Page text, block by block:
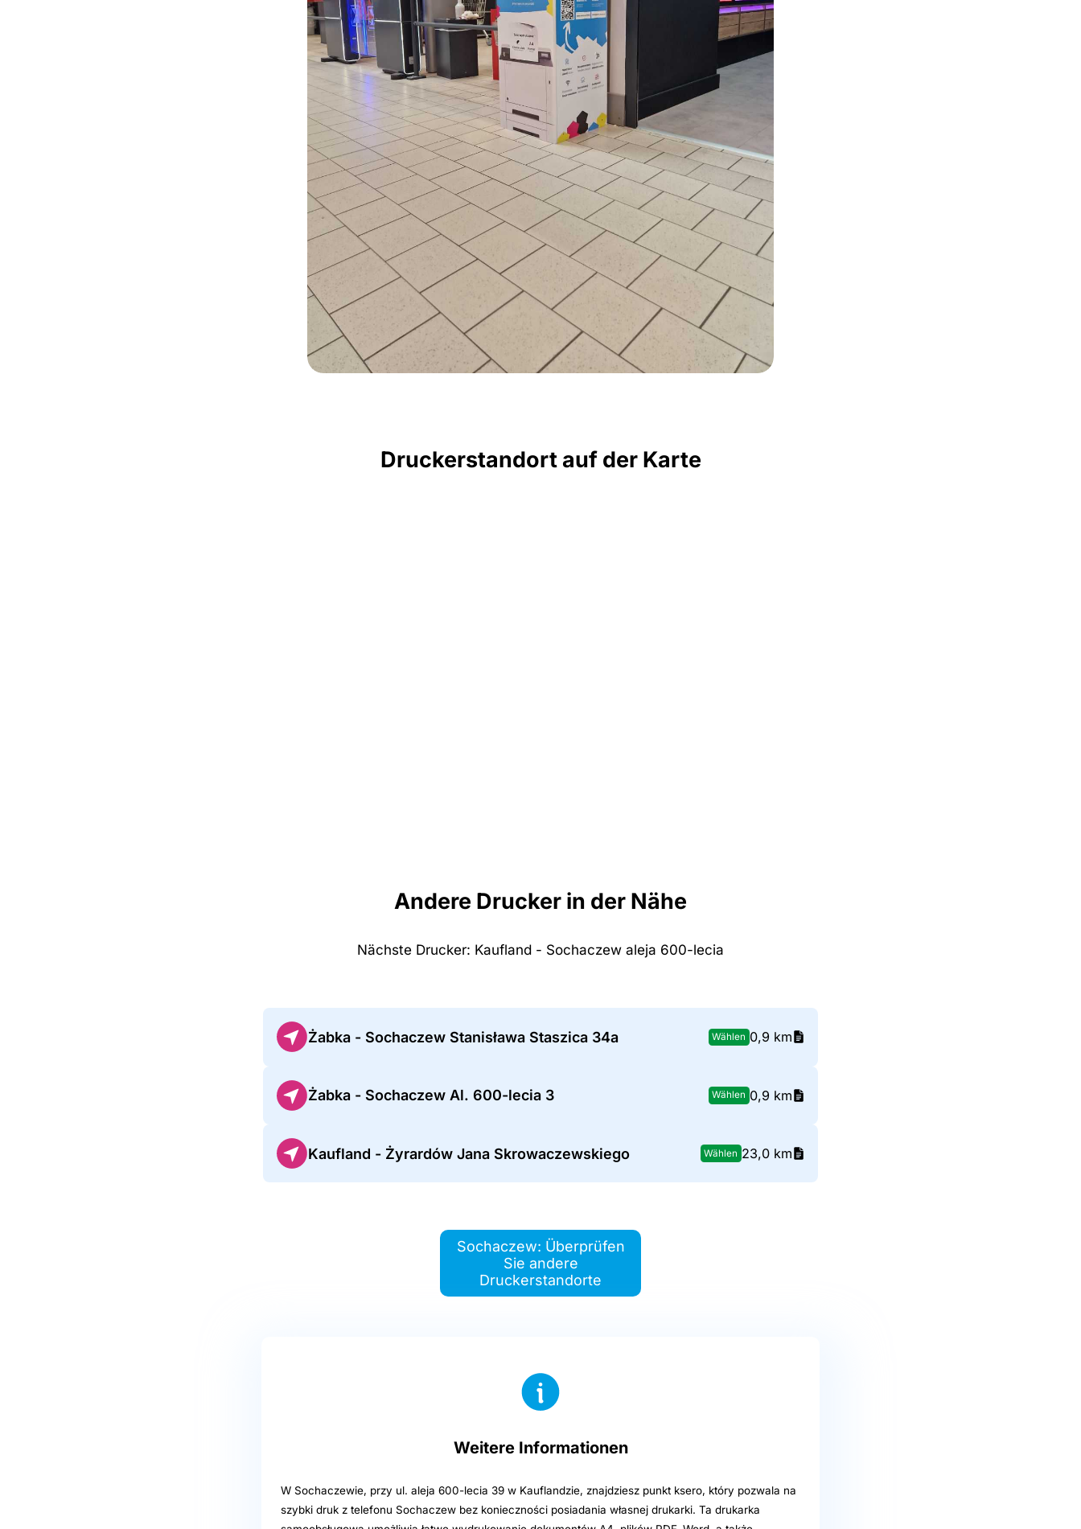
Druckerstandort auf der Karte
Andere Drucker in der Nähe
Nächste Drucker: Kaufland - Sochaczew aleja 600-lecia
Żabka - Sochaczew Stanisława Staszica 34a Wählen 0,9 km
Żabka - Sochaczew Al. 600-lecia 3 Wählen 0,9 km
Kaufland - Żyrardów Jana Skrowaczewskiego Wählen 23,0 km
Sochaczew: Überprüfen
Sie andere
Druckerstandorte
Weitere Informationen
W Sochaczewie, przy ul. aleja 600-lecia 39 w Kauflandzie, znajdziesz punkt ksero, który pozwala na
szybki druk z telefonu Sochaczew bez konieczności posiadania własnej drukarki. Ta drukarka